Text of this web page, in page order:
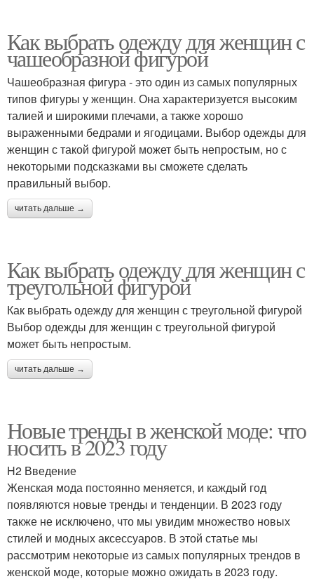
Как выбрать одежду для женщин с
чашеобразной фигурой
Чашеобразная фигура - это один из самых популярных
типов фигуры у женщин. Она характеризуется высоким
талией и широкими плечами, а также хорошо
выраженными бедрами и ягодицами. Выбор одежды для
женщин с такой фигурой может быть непростым, но с
некоторыми подсказками вы сможете сделать
правильный выбор.
читать дальше →
Как выбрать одежду для женщин с
треугольной фигурой
Как выбрать одежду для женщин с треугольной фигурой
Выбор одежды для женщин с треугольной фигурой
может быть непростым.
читать дальше →
Новые тренды в женской моде: что
носить в 2023 году
H2 Введение
Женская мода постоянно меняется, и каждый год
появляются новые тренды и тенденции. В 2023 году
также не исключено, что мы увидим множество новых
стилей и модных аксессуаров. В этой статье мы
рассмотрим некоторые из самых популярных трендов в
женской моде, которые можно ожидать в 2023 году.